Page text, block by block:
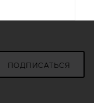
ПОДПИСАТЬСЯ